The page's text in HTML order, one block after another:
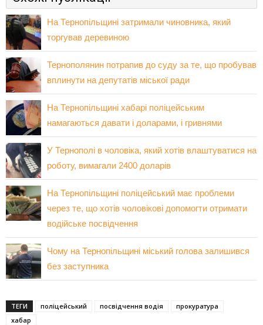
На Тернопільщині затримали чиновника, який
торгував деревиною
Тернополянин потрапив до суду за те, що пробував
вплинути на депутатів міської ради
На Тернопільщині хабарі поліцейським
намагаються давати і доларами, і гривнями
У Тернополі в чоловіка, який хотів влаштуватися на
роботу, вимагали 2400 доларів
На Тернопільщині поліцейський має проблеми
через те, що хотів чоловікові допомогти отримати
водійське посвідчення
Чому на Тернопільщині міський голова залишився
без заступника
ТЕГИ поліцейський посвідчення водія
прокуратура
хабар